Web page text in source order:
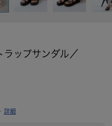
ラップサンダル／
詳細